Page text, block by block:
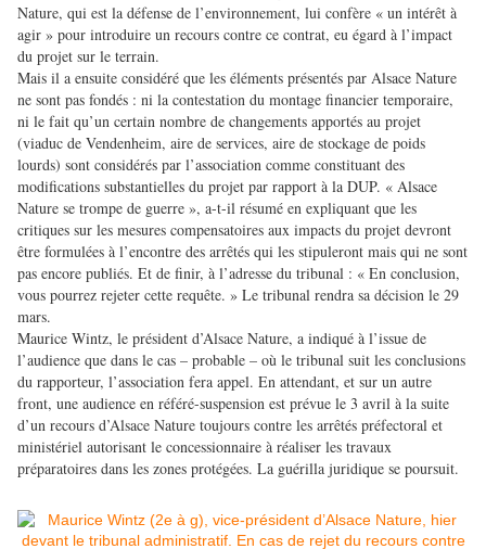
Nature, qui est la défense de l’environnement, lui confère « un intérêt à
agir » pour introduire un recours contre ce contrat, eu égard à l’impact
du projet sur le terrain.
Mais il a ensuite considéré que les éléments présentés par Alsace Nature
ne sont pas fondés : ni la contestation du montage financier temporaire,
ni le fait qu’un certain nombre de changements apportés au projet
(viaduc de Vendenheim, aire de services, aire de stockage de poids
lourds) sont considérés par l’association comme constituant des
modifications substantielles du projet par rapport à la DUP. « Alsace
Nature se trompe de guerre », a-t-il résumé en expliquant que les
critiques sur les mesures compensatoires aux impacts du projet devront
être formulées à l’encontre des arrêtés qui les stipuleront mais qui ne sont
pas encore publiés. Et de finir, à l’adresse du tribunal : « En conclusion,
vous pourrez rejeter cette requête. » Le tribunal rendra sa décision le 29
mars.
Maurice Wintz, le président d’Alsace Nature, a indiqué à l’issue de
l’audience que dans le cas – probable – où le tribunal suit les conclusions
du rapporteur, l’association fera appel. En attendant, et sur un autre
front, une audience en référé-suspension est prévue le 3 avril à la suite
d’un recours d’Alsace Nature toujours contre les arrêtés préfectoral et
ministériel autorisant le concessionnaire à réaliser les travaux
préparatoires dans les zones protégées. La guérilla juridique se poursuit.